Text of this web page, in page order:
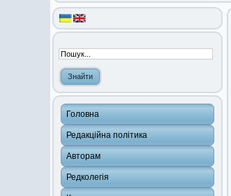
Головна
Редакційна політика
Авторам
Редколегія